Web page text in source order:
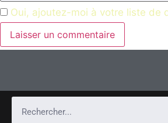
Oui, ajoutez-moi à votre liste de